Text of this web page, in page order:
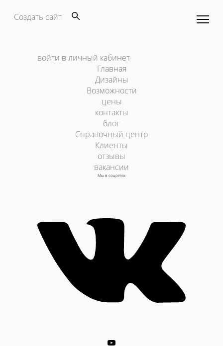
Создать сайт
войти в личный кабинет
Главная
Дизайны
Возможности
цены
контакты
блог
Справочный центр
Клиенты
отзывы
вакансии
Мы в соцсетях